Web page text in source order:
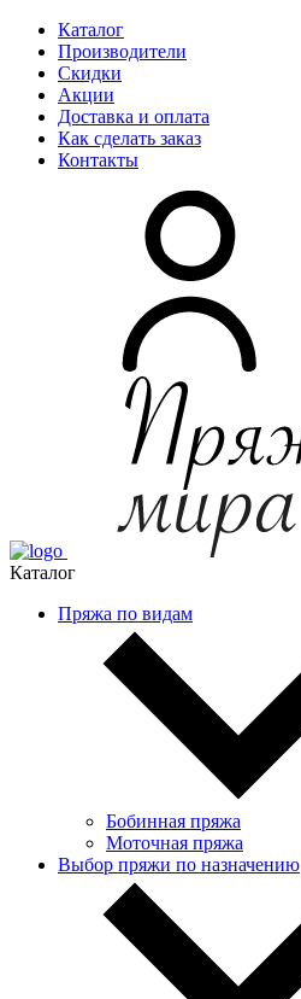
Каталог
Производители
Скидки
Акции
Доставка и оплата
Как сделать заказ
Контакты
Каталог
Пряжа по видам
Бобинная пряжа
Моточная пряжа
Выбор пряжи по назначению